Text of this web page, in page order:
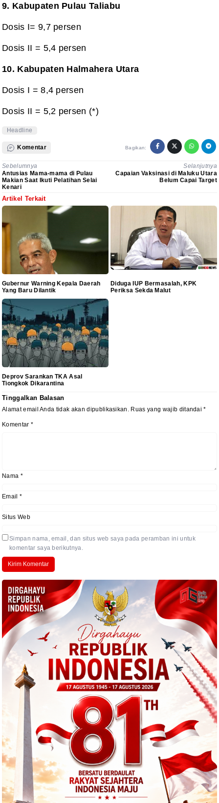
9. Kabupaten Pulau Taliabu
Dosis I= 9,7 persen
Dosis II = 5,4 persen
10. Kabupaten Halmahera Utara
Dosis I = 8,4 persen
Dosis II = 5,2 persen (*)
Headline
Komentar Bagikan:
Sebelumnya
Antusias Mama-mama di Pulau
Makian Saat Ikuti Pelatihan Selai
Kenari
Selanjutnya
Capaian Vaksinasi di Maluku Utara
Belum Capai Target
Artikel Terkait
Gubernur Warning Kepala Daerah
Yang Baru Dilantik
Diduga IUP Bermasalah, KPK
Periksa Sekda Malut
Deprov Sarankan TKA Asal
Tiongkok Dikarantina
Tinggalkan Balasan
Alamat email Anda tidak akan dipublikasikan. Ruas yang wajib ditandai*
Komentar *
Nama *
Email *
Situs Web
Simpan nama, email, dan situs web saya pada peramban ini untuk
komentar saya berikutnya.